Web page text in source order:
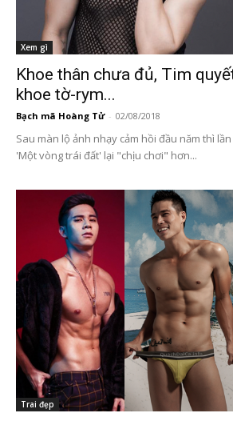
Xem gì
Khoe thân chưa đủ, Tim
khoe tờ-rym...
Bạch mã Hoàng Tử - 02/08/2018
Sau màn lộ ảnh nhạy cảm hồi đầu năm thì
'Một vòng trái đất' lại "chịu chơi" hơn...
Trai đẹp